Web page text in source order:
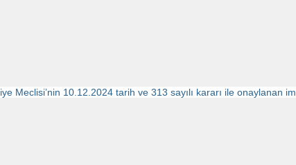
Meclisi’nin 10.12.2024 tarih ve 313 sayılı kararı ile onaylanan